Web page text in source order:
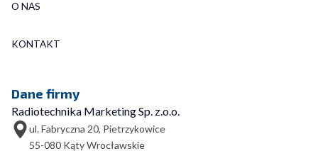
O NAS
KONTAKT
Dane firmy
Radiotechnika Marketing Sp. z.o.o.
ul. Fabryczna 20, Pietrzykowice
55-080 Kąty Wrocławskie